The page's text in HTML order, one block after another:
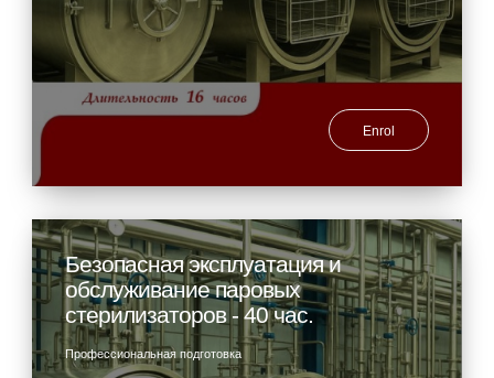
Enrol
Безопасная эксплуатация и
обслуживание паровых
стерилизаторов - 40 час.
Профессиональная подготовка